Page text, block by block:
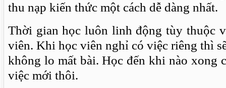
thu nạp kiến thức một cách dễ dàng nhất.
Thời gian học luôn linh động tùy thuộc
viên. Khi học viên nghỉ có việc riêng thì
không lo mất bài. Học đến khi nào xong
việc mới thôi.